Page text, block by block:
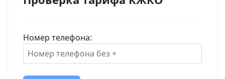
Номер телефона: